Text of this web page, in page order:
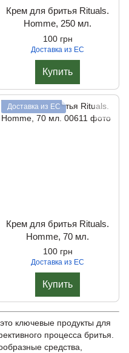
Крем для бритья Rituals.
Homme, 250 мл.
100 грн
Доставка из ЕС
Купить
Доставка из ЕС
Крем для бритья Rituals.
Homme, 70 мл.
100 грн
Доставка из ЕС
Купить
ключевые продукты для
процесса бритья.
средства,